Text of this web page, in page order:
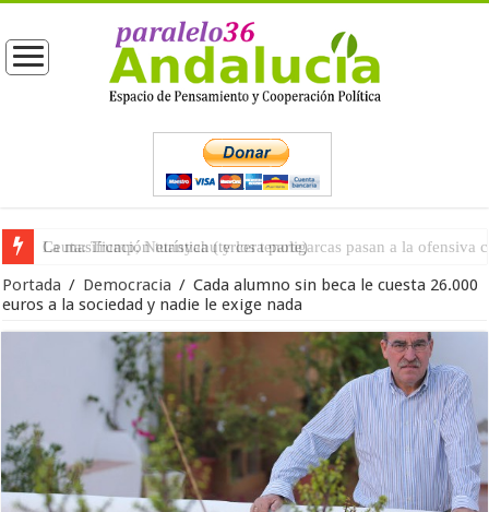
La masificación turística (tercera parte)
Portada / Democracia / Cada alumno sin beca le cuesta 26.000
euros a la sociedad y nadie le exige nada